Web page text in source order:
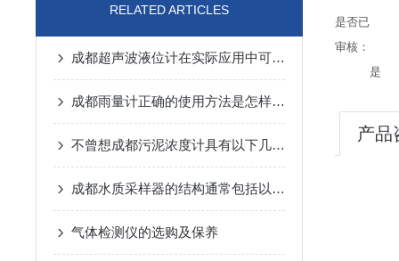
RELATED ARTICLES
成都超声波液位计在实际应用中可能会出现以下常见问题
成都雨量计正确的使用方法是怎样的呢？
不曾想成都污泥浓度计具有以下几个优势
成都水质采样器的结构通常包括以下几个主要组成部分
气体检测仪的选购及保养
是否已
审核：
是
产品